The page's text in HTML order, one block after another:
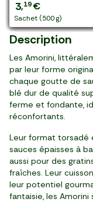
1,49€
paquet (500 g)
1,49€
paquet (500 g)
1,49€
paquet (500 g)
1,49€
paquet (500 g)
1,49€
paquet (500 g)
0,99€
paquet (500 g)
1,49€
paquet (500 g)
2,99€
paquet (500 g)
1,99€
paquet (500 g)
2,39€
paquet (500 g)
1,79€
paquet (500 g)
2,99€
paquet (500 g)
2,99€
paquet (500 g)
2,29€
paquet (500 g)
1,99€
paquet (500 g)
3,49€
paquet (250 g)
2,99€
paquet (250 g)
3,19€
sachet (500 g)
Je découvre
Description
Les Amorini,
par leur forme
chaque goutte de
blé dur de qualité
ferme et fondante,
réconfortants.
Leur format torsadé
sauces épaisses à
aussi pour des
fraîches. Leur
leur potentiel
fantaisie, les Amorini